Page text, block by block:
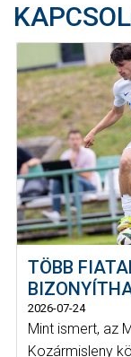
TÖBB
2026-07-24
Mint ismert, az
Kozármisleny